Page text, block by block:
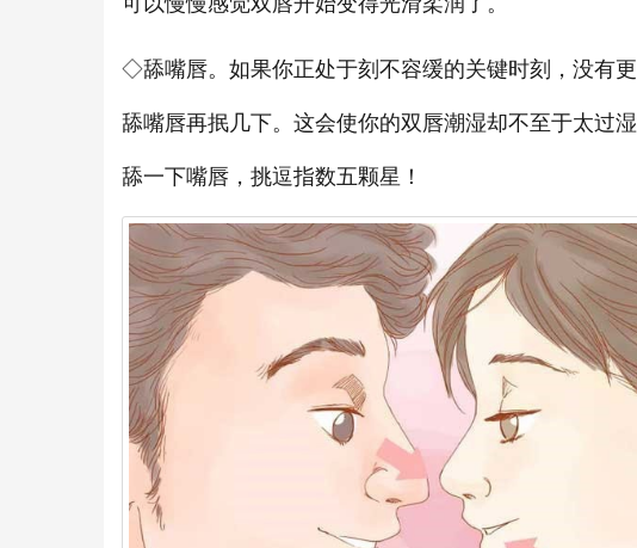
◇舔嘴唇。如果你正处于刻不容缓的关键时刻，没有
舔嘴唇再抿几下。这会使你的双唇潮湿却不至于太过
舔一下嘴唇，挑逗指数五颗星！